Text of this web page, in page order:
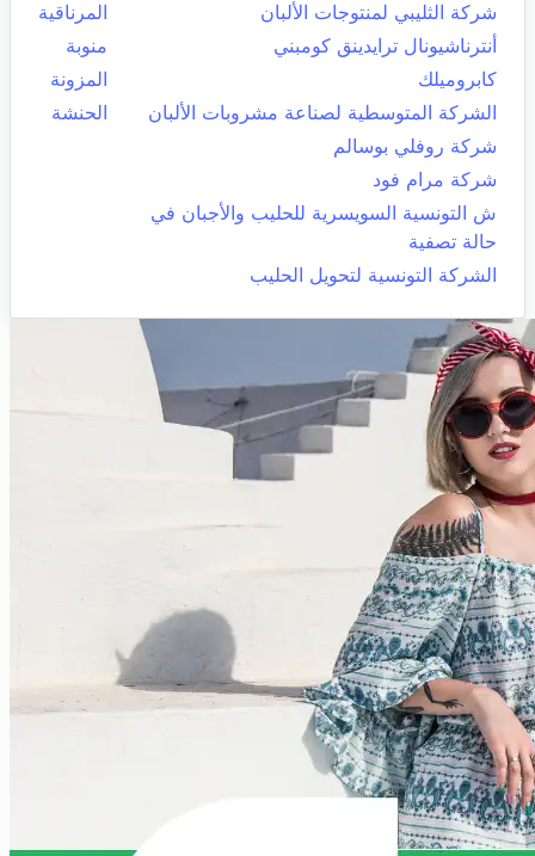
شركة الثليبي لمنتوجات الألبان
المرناقية
أنترناشيونال ترايدينق كومبني
منوبة
كابروميلك
المزونة
الشركة المتوسطية لصناعة مشروبات الألبان
الحنشة
شركة روفلي بوسالم
شركة مرام فود
ش التونسية السويسرية للحليب والأجبان في
حالة تصفية
الشركة التونسية لتحويل الحليب